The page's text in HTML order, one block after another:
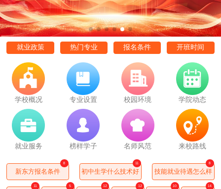
就业政策 热门专业 报名条件 开班时间
学校概况 专业设置 校园环境 学院动态
就业服务 榜样学子 名师风范 来校路线
新东方报名条件
8
初中生学什么技术好
11
技能就业待遇怎么样
8
11 5 12 12 10 14